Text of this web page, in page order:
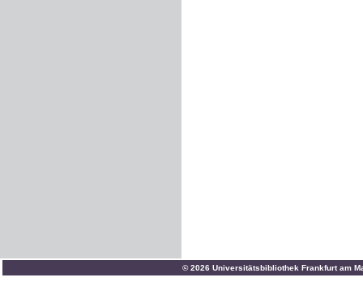
© 2026 Universitätsbibliothek Frankfurt am